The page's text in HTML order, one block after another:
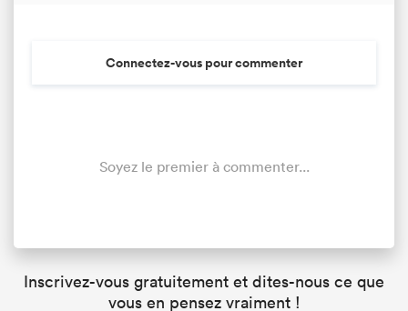
Connectez-vous pour commenter
Soyez le premier à commenter...
Inscrivez-vous gratuitement et dites-nous ce que
vous en pensez vraiment !